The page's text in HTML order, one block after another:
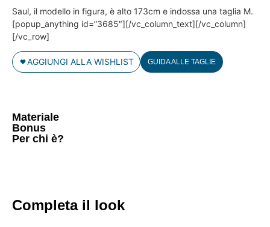
Saul, il modello in figura, è alto 173cm e indossa una taglia M.
[popup_anything id=”3685″][/vc_column_text][/vc_column]
[/vc_row]
AGGIUNGI ALLA WISHLIST GUIDA ALLE TAGLIE
Materiale
Bonus
Per chi è?
Completa il look